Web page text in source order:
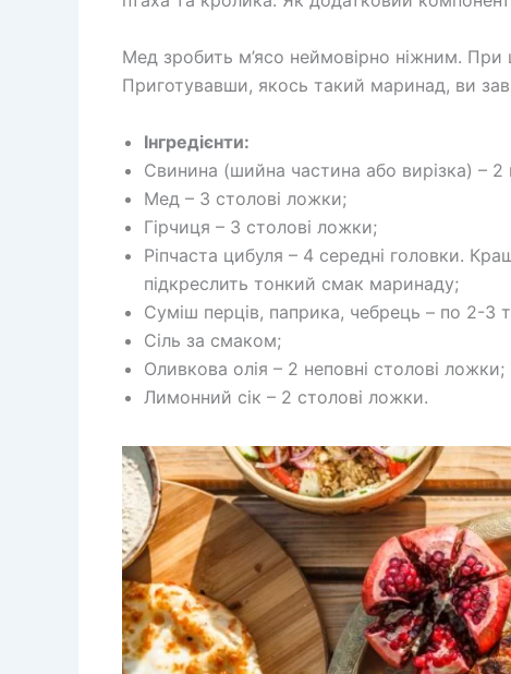
Мед зробить м’ясо неймовірно ніжним.
Приготувавши, якось такий маринад, ви
Інгредієнти:
Свинина (шийна частина або вирізка) – 2
Мед – 3 столові ложки;
Гірчиця – 3 столові ложки;
Ріпчаста цибуля – 4 середні головки.
підкреслить тонкий смак маринаду;
Суміш перців, паприка, чебрець – по 2-3
Сіль за смаком;
Оливкова олія – 2 неповні столові ложки;
Лимонний сік – 2 столові ложки.